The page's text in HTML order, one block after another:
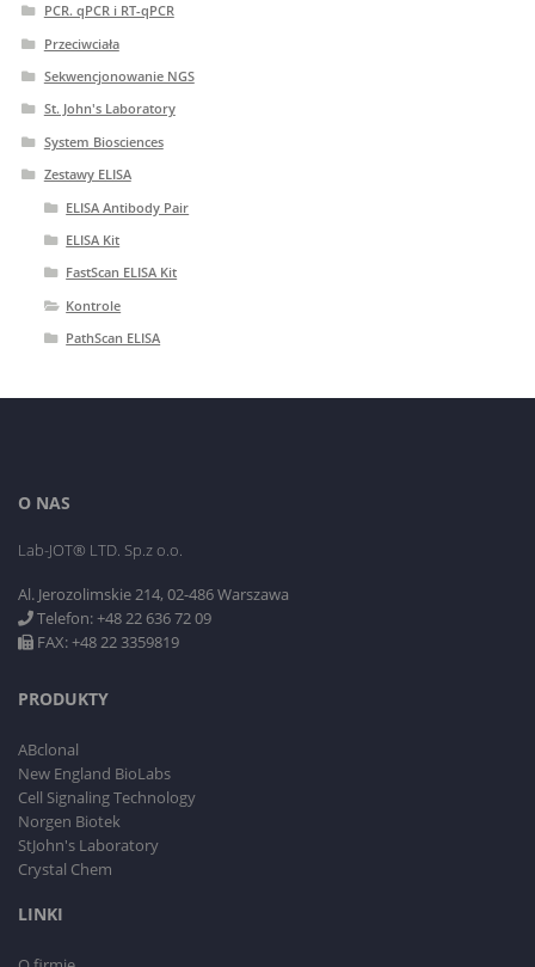
PCR. qPCR i RT-qPCR
Przeciwciała
Sekwencjonowanie NGS
St. John's Laboratory
System Biosciences
Zestawy ELISA
ELISA Antibody Pair
ELISA Kit
FastScan ELISA Kit
Kontrole
PathScan ELISA
O NAS
Lab-JOT® LTD. Sp.z o.o.
Al. Jerozolimskie 214, 02-486 Warszawa
Telefon: +48 22 636 72 09
FAX: +48 22 3359819
PRODUKTY
ABclonal
New England BioLabs
Cell Signaling Technology
Norgen Biotek
StJohn's Laboratory
Crystal Chem
LINKI